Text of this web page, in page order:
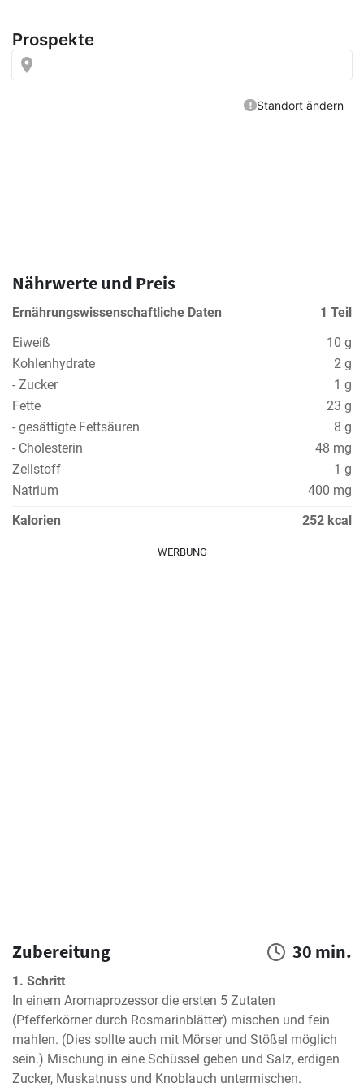
Nährwerte und Preis
Ernährungswissenschaftliche Daten
1 Teil
Eiweiß
10 g
Kohlenhydrate
2 g
- Zucker
1 g
Fette
23 g
- gesättigte Fettsäuren
8 g
- Cholesterin
48 mg
Zellstoff
1 g
Natrium
400 mg
Kalorien
252 kcal
WERBUNG
Zubereitung 30 min.
1. Schritt
In einem Aromaprozessor die ersten 5 Zutaten
(Pfefferkörner durch Rosmarinblätter) mischen und fein
mahlen. (Dies sollte auch mit Mörser und Stößel möglich
sein.) Mischung in eine Schüssel geben und Salz, erdigen
Zucker, Muskatnuss und Knoblauch untermischen.